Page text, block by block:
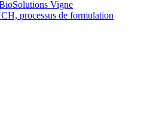
Vigne
processus de formulation